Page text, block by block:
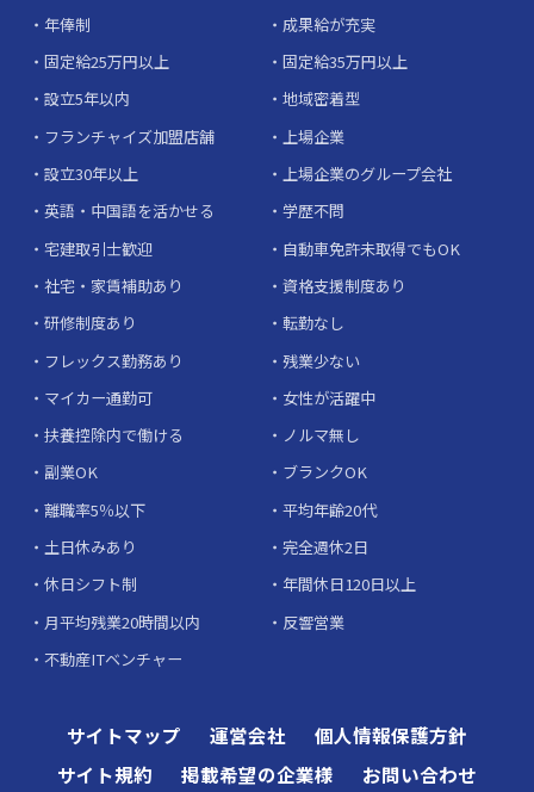
年俸制
成果給が充実
固定給25万円以上
固定給35万円以上
設立5年以内
地域密着型
フランチャイズ加盟店舗
上場企業
設立30年以上
上場企業のグループ会社
英語・中国語を活かせる
学歴不問
宅建取引士歓迎
自動車免許未取得でもOK
社宅・家賃補助あり
資格支援制度あり
研修制度あり
転勤なし
フレックス勤務あり
残業少ない
マイカー通勤可
女性が活躍中
扶養控除内で働ける
ノルマ無し
副業OK
ブランクOK
離職率5％以下
平均年齢20代
土日休みあり
完全週休2日
休日シフト制
年間休日120日以上
月平均残業20時間以内
反響営業
不動産ITベンチャー
サイトマップ 運営会社
個人情報保護方針
サイト規約
掲載希望の企業様 お問い合わせ